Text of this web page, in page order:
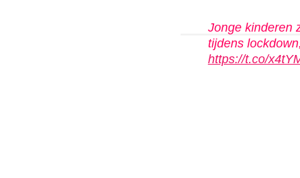
Jonge kinderen
tijdens
https://t.co/